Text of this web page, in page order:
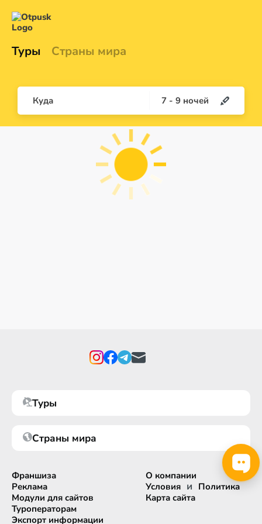
Туры Страны мира
Куда 7 - 9 ночей
Туры
Страны мира
Франшиза
Реклама
Модули для сайтов
Туроператорам
Экспорт информации
О компании
Условия и Политика
Карта сайта